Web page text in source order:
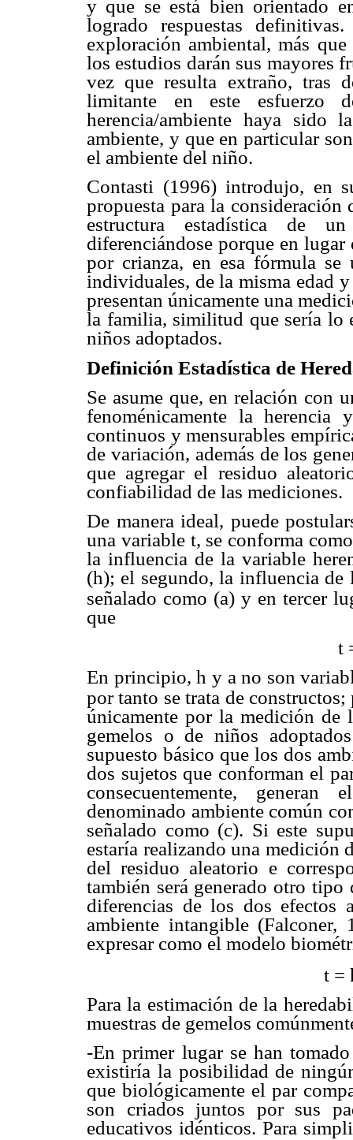
y que se está bien orientado
logrado respuestas
exploración ambiental, más
los estudios darán sus mayores
vez que resulta extraño, tras
limitante en este esfuerzo
herencia/ambiente haya sido
ambiente, y que en particular
el ambiente del niño.
Contasti (1996) introdujo, en
propuesta para la
estructura estadística de
diferenciándose porque en
por crianza, en esa fórmula se
individuales, de la misma edad
presentan únicamente una
la familia, similitud que sería lo
niños adoptados.
Definición Estadística de
Se asume que, en relación con
fenoménicamente la herencia
continuos y mensurables
de variación, además de los
que agregar el residuo
confiabilidad de las mediciones.
De manera ideal, puede
una variable t, se conforma
la influencia de la variable
(h); el segundo, la influencia
señalado como (a) y en tercer
que
t
En principio, h y a no son
por tanto se trata de
únicamente por la medición de
gemelos o de niños
supuesto básico que los dos
dos sujetos que conforman el
consecuentemente,
denominado ambiente común
señalado como (c). Si este
estaría realizando una medición
del residuo aleatorio e
también será generado otro
diferencias de los dos efectos
ambiente intangible (Falconer,
expresar como el modelo
t =
Para la estimación de la
muestras de gemelos
-En primer lugar se han
existiría la posibilidad de
que biológicamente el par
son criados juntos por sus
educativos idénticos. Para